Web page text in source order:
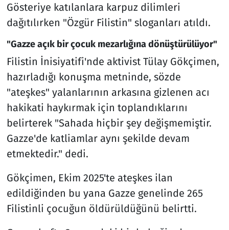
Gösteriye katılanlara karpuz dilimleri
dağıtılırken "Özgür Filistin" sloganları atıldı.
"Gazze açık bir çocuk mezarlığına dönüştürülüyor"
Filistin İnisiyatifi'nde aktivist Tülay Gökçimen,
hazırladığı konuşma metninde, sözde
"ateşkes" yalanlarının arkasına gizlenen acı
hakikati haykırmak için toplandıklarını
belirterek "Sahada hiçbir şey değişmemiştir.
Gazze'de katliamlar aynı şekilde devam
etmektedir." dedi.
Gökçimen, Ekim 2025'te ateşkes ilan
edildiğinden bu yana Gazze genelinde 265
Filistinli çocuğun öldürüldüğünü belirtti.